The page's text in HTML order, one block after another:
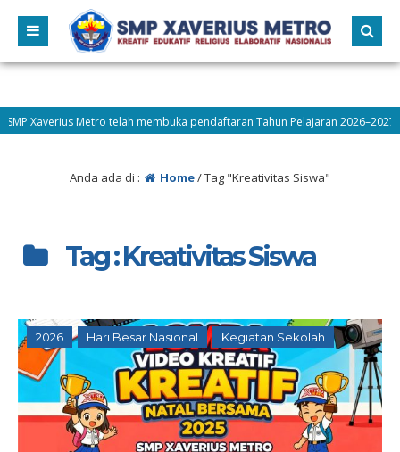
Metro telah membuka pendaftaran Tahun Pelajaran 2026–2027!
Anda ada di : Home/Tag "Kreativitas Siswa"
Tag : Kreativitas Siswa
2026 Hari Besar Nasional Kegiatan Sekolah